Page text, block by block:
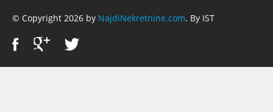
© Copyright 2026 by NajdiNekretnine.com. By IST